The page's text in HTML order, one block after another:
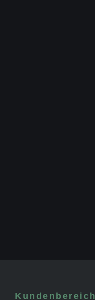
Kundenbereich